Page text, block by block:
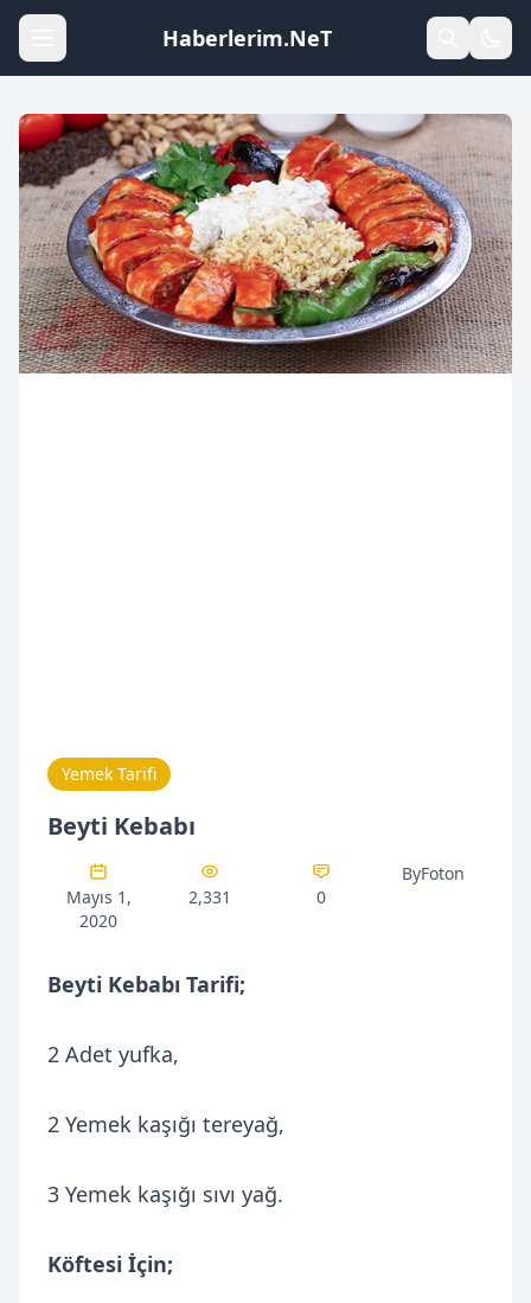
Haberlerim.NeT
Yemek Tarifi
Beyti Kebabı
Mayıs 1,
2020
2,331 0
ByFoton
Beyti Kebabı Tarifi;
2 Adet yufka,
2 Yemek kaşığı tereyağ,
3 Yemek kaşığı sıvı yağ.
Köftesi İçin;